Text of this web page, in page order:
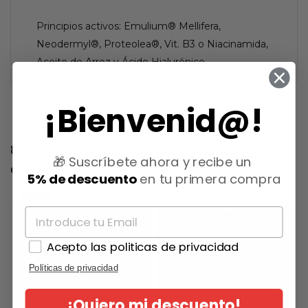
Principios activos: Emulium® Mellifera,
Neodermyl®, Proteolea®, Vit. B3 o Niacinamida,
Aceite de Arroz y Ácido Hialurónico.
8 otros productos en la misma
categoría:
¡Bienvenid@!
🎁 Suscríbete ahora y recibe un
5% de descuentoen tu primera compra
Acepto las politicas de privacidad
Políticas de privacidad